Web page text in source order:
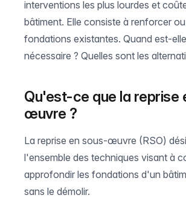
interventions les plus lourdes et
bâtiment. Elle consiste à renforcer
fondations existantes. Quand est-
nécessaire ? Quelles sont les
Qu'est-ce que la reprise
œuvre ?
La reprise en sous-œuvre (RSO)
l'ensemble des techniques visant à
approfondir les fondations d'un
sans le démolir.